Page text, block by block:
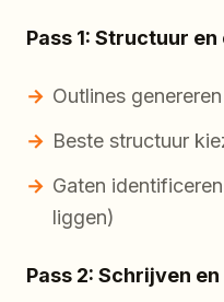
Pass 1: Structuur
Outlines genereren
Beste structuur
Gaten
liggen)
Pass 2: Schrijven